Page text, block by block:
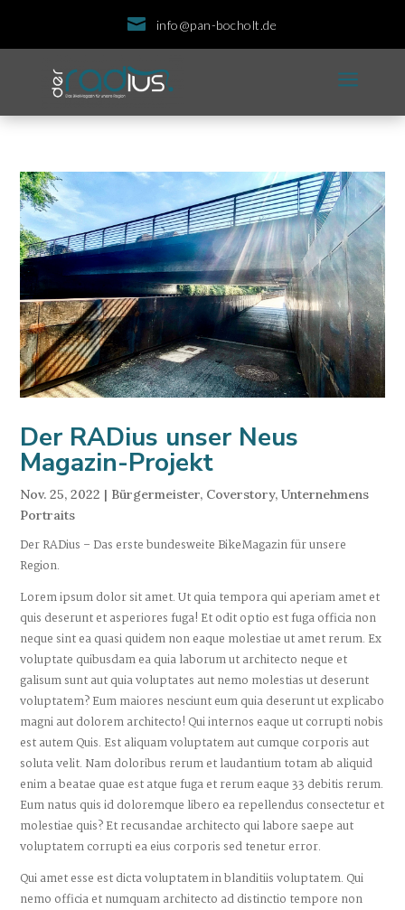
 info@pan-bocholt.de
a
Der RADius unser Neus
Magazin-Projekt
Nov. 25, 2022 | Bürgermeister, Coverstory,Unternehmens
Portraits
Der RADius – Das erste bundesweite BikeMagazin für unsere
Region.
Lorem ipsum dolor sit amet. Ut quia tempora qui aperiam amet et
quis deserunt et asperiores fuga! Et odit optio est fuga officia non
neque sint ea quasi quidem non eaque molestiae ut amet rerum. Ex
voluptate quibusdam ea quia laborum ut architecto neque et
galisum sunt aut quia voluptates aut nemo molestias ut deserunt
voluptatem? Eum maiores nesciunt eum quia deserunt ut explicabo
magni aut dolorem architecto! Qui internos eaque ut corrupti nobis
est autem Quis. Est aliquam voluptatem aut cumque corporis aut
soluta velit. Nam doloribus rerum et laudantium totam ab aliquid
enim a beatae quae est atque fuga et rerum eaque 33 debitis rerum.
Eum natus quis id doloremque libero ea repellendus consectetur et
molestiae quis? Et recusandae architecto qui labore saepe aut
voluptatem corrupti ea eius corporis sed tenetur error.
Qui amet esse est dicta voluptatem in blanditiis voluptatem. Qui
nemo officia et numquam architecto ad distinctio tempore non